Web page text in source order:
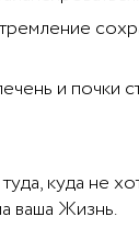
и почки
куда не
ваша Жизнь.